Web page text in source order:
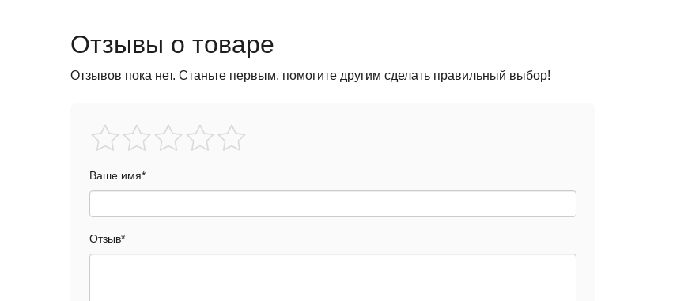
Отзывы о товаре
Отзывов пока нет. Станьте первым, помогите другим сделать правильный выбор!
Ваше имя*
Отзыв*